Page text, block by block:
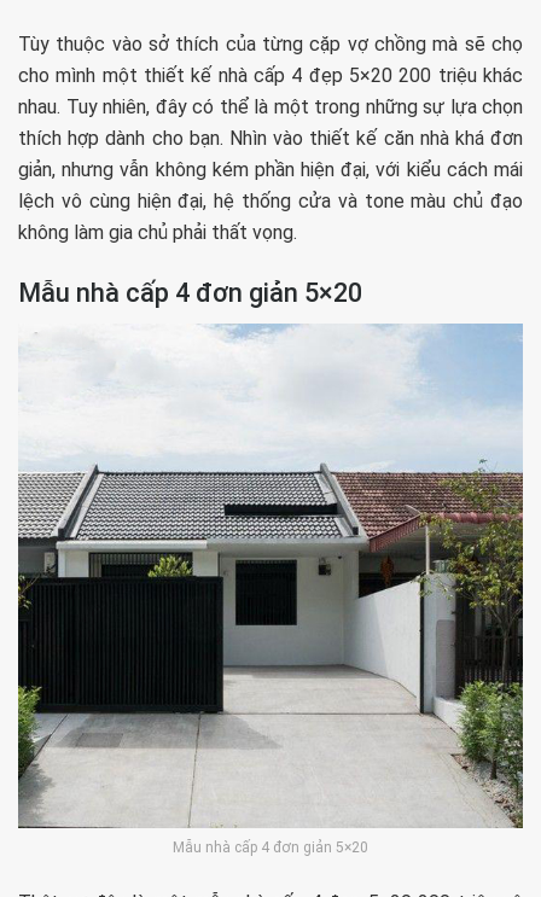
Tùy thuộc vào sở thích của từng cặp vợ chồng mà sẽ chọ
cho mình một thiết kế nhà cấp 4 đẹp 5×20 200 triệu khác
nhau. Tuy nhiên, đây có thể là một trong những sự lựa chọn
thích hợp dành cho bạn. Nhìn vào thiết kế căn nhà khá đơn
giản, nhưng vẫn không kém phần hiện đại, với kiểu cách mái
lệch vô cùng hiện đại, hệ thống cửa và tone màu chủ đạo
không làm gia chủ phải thất vọng.
Mẫu nhà cấp 4 đơn giản 5×20
Mẫu nhà cấp 4 đơn giản 5×20